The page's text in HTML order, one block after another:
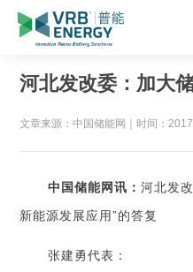
河北发改委：加大
文章来源：中国储能网 时间：
中国储能网讯：河北发
新能源发展应用”的答复
张建勇代表：